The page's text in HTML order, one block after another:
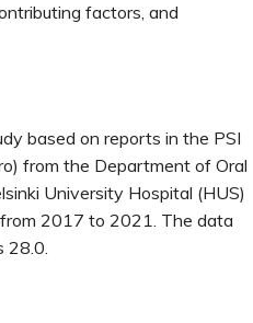
factors, and
based on reports in the PSI
from the Department of Oral
University Hospital (HUS)
2017 to 2021. The data
28.0.